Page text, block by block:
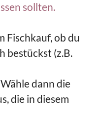
sollten.
Fischkauf, ob du
bestückst (z.B.
dann die
die in diesem